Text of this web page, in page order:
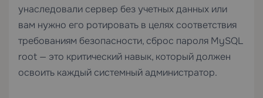
унаследовали сервер без учетных данных или
вам нужно его ротировать в целях соответствия
требованиям безопасности, сброс пароля MySQL
root — это критический навык, который должен
освоить каждый системный администратор.